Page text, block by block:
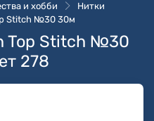
и хобби
Нитки
Stitch №30 30м
Top Stitch №30
278